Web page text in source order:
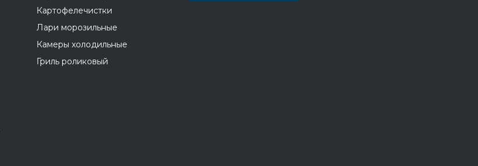
Картофелечистки
Лари морозильные
Камеры холодильные
Гриль роликовый